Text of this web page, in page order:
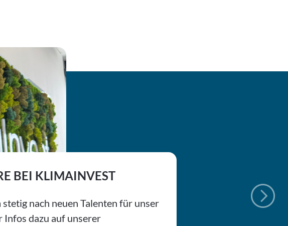
HERKUNFTSNACHWEISE AUS IHRER
Wir beliefern Sie mit HKN aus Deutschland und